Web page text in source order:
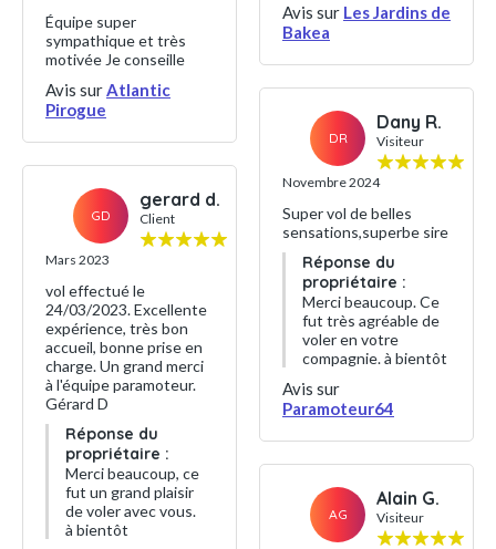
Équipe super
sympathique et très
motivée Je conseille
Avis surAtlantic
Pirogue
GD
gerard d.
Client
Mars 2023
vol effectué le
24/03/2023. Excellente
expérience, très bon
accueil, bonne prise en
charge. Un grand merci
à l'équipe paramoteur.
Gérard D
Réponse du
propriétaire :
Merci beaucoup, ce
fut un grand plaisir
de voler avec vous.
à bientôt
Avis sur Les Jardins de
Bakea
DR
Dany R.
Visiteur
Novembre 2024
Super vol de belles
sensations,superbe sire
Réponse du
propriétaire :
Merci beaucoup. Ce
fut très agréable de
voler en votre
compagnie. à bientôt
Avis sur
Paramoteur64
AG
Alain G.
Visiteur